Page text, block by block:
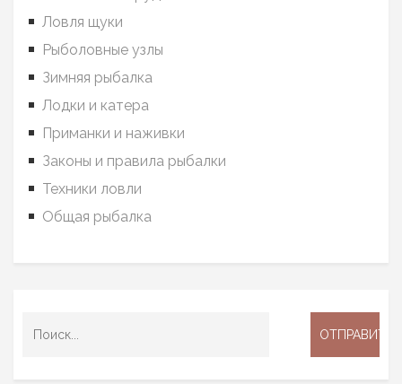
Ловля щуки
Рыболовные узлы
Зимняя рыбалка
Лодки и катера
Приманки и наживки
Законы и правила рыбалки
Техники ловли
Общая рыбалка